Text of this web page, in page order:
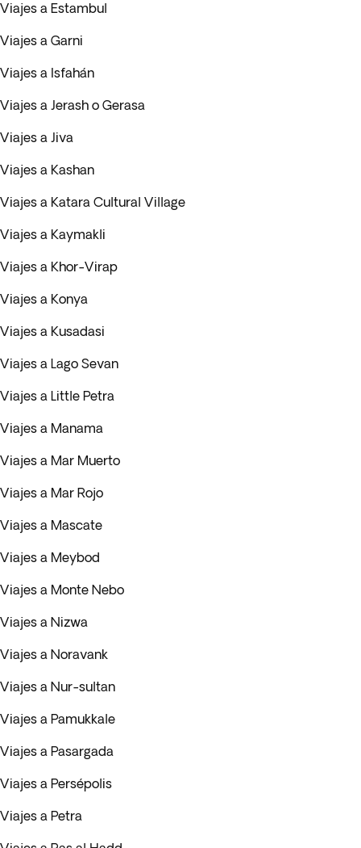
Viajes a Estambul
Viajes a Garni
Viajes a Isfahán
Viajes a Jerash o Gerasa
Viajes a Jiva
Viajes a Kashan
Viajes a Katara Cultural Village
Viajes a Kaymakli
Viajes a Khor-Virap
Viajes a Konya
Viajes a Kusadasi
Viajes a Lago Sevan
Viajes a Little Petra
Viajes a Manama
Viajes a Mar Muerto
Viajes a Mar Rojo
Viajes a Mascate
Viajes a Meybod
Viajes a Monte Nebo
Viajes a Nizwa
Viajes a Noravank
Viajes a Nur-sultan
Viajes a Pamukkale
Viajes a Pasargada
Viajes a Persépolis
Viajes a Petra